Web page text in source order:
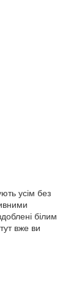
усім без
білим
вже ви